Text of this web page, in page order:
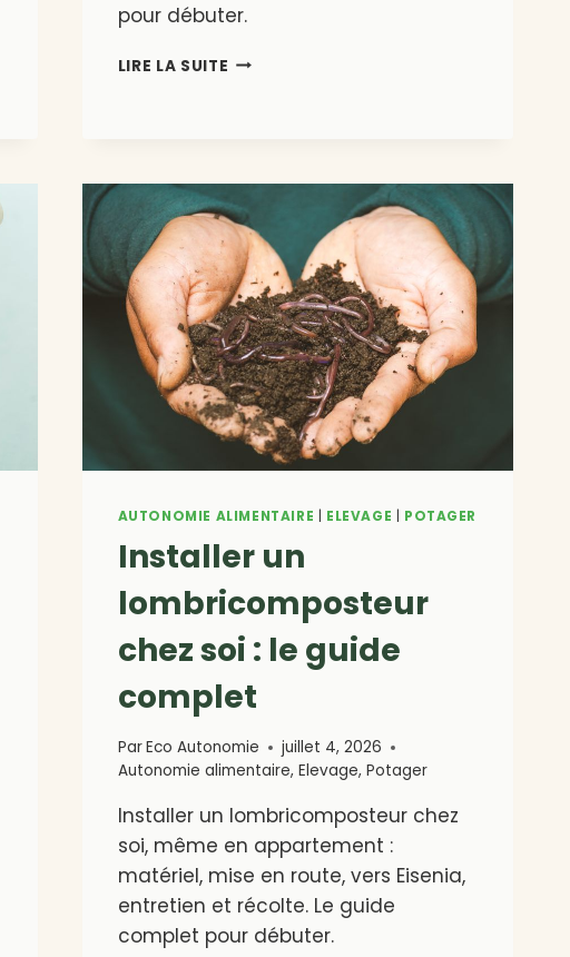
pour débuter.
LIRE LA SUITE ÉLEVER
:
LE
GUIDE
POUR
DÉBUTER
AUTONOMIE ALIMENTAIRE ELEVAGE POTAGER
Installer un
lombricomposteur
chez soi : le guide
complet
ParEco Autonomie
juillet 4, 2026
Autonomie alimentaire, Elevage, Potager
Installer un lombricomposteur chez
soi, même en appartement :
matériel, mise en route, vers Eisenia,
entretien et récolte. Le guide
complet pour débuter.